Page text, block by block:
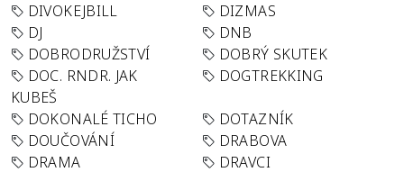
DIVOKEJBILL
DIZMAS
DJ
DNB
DOBRODRUŽSTVÍ
DOBRÝ SKUTEK
DOC. RNDR. JAK
KUBEŠ
DOGTREKKING
DOKONALÉ TICHO
DOTAZNÍK
DOUČOVÁNÍ
DRABOVA
DRAMA
DRAVCI